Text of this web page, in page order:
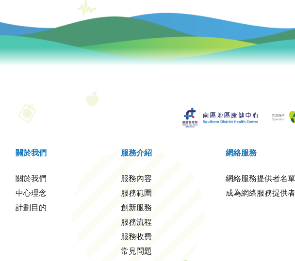
關於我們
關於我們
中心理念
計劃目的
服務介紹
服務內容
服務範圍
創新服務
服務流程
服務收費
常見問題
網絡服務
網絡服務提供者名單
成為網絡服務提供者